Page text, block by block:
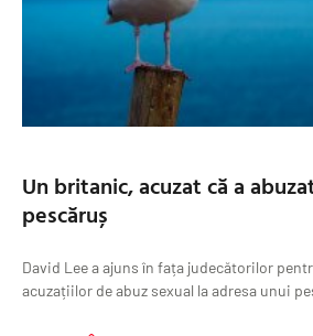
Un britanic, acuzat că a
pescăruș
David Lee a ajuns în fața judecătorilor
acuzațiilor de abuz sexual la adresa unui